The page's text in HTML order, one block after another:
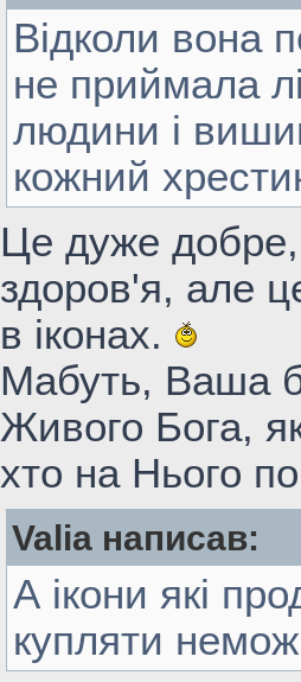
Відколи вона
не приймала
людини і
кожний
Це дуже
здоров'я, але
в іконах.
Мабуть, Ваша
Живого Бога,
хто на Нього
Valia написав:
А ікони які
купляти